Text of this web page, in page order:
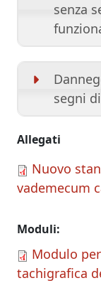
senza
segni
Allegati
Nuovo
vademecum
Moduli
Modulo
tachigrafica